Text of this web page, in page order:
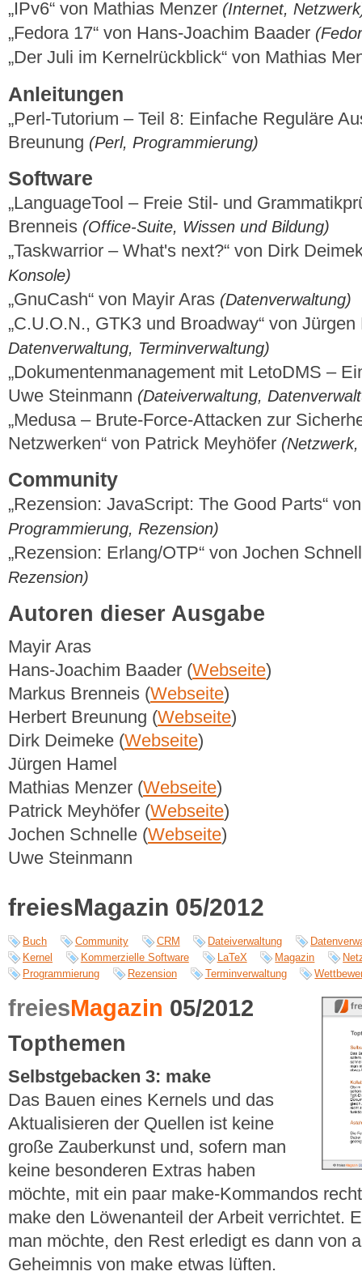
„IPv6“ von Mathias Menzer (Internet,
„Fedora 17“ von Hans-Joachim Baader
„Der Juli im Kernelrückblick“ von Mathias
Anleitungen
„Perl-Tutorium – Teil 8: Einfache Reguläre
Breunung (Perl, Programmierung)
Software
„LanguageTool – Freie Stil- und
Brenneis (Office-Suite, Wissen und Bildung)
„Taskwarrior – What's next?“ von Dirk
Konsole)
„GnuCash“ von Mayir Aras (Datenverwaltung)
„C.U.O.N., GTK3 und Broadway“ von
Datenverwaltung, Terminverwaltung)
„Dokumentenmanagement mit LetoDMS –
Uwe Steinmann (Dateiverwaltung,
„Medusa – Brute-Force-Attacken zur
Netzwerken“ von Patrick Meyhöfer
Community
„Rezension: JavaScript: The Good Parts“
Programmierung, Rezension)
„Rezension: Erlang/OTP“ von Jochen
Rezension)
Autoren dieser Ausgabe
Mayir Aras
Hans-Joachim Baader (Webseite)
Markus Brenneis (Webseite)
Herbert Breunung (Webseite)
Dirk Deimeke (Webseite)
Jürgen Hamel
Mathias Menzer (Webseite)
Patrick Meyhöfer (Webseite)
Jochen Schnelle (Webseite)
Uwe Steinmann
freiesMagazin 05/2012
Buch Community CRM Dateiverwaltung
Kernel
Kommerzielle Software LaTeX Magazin
Programmierung
Rezension Terminverwaltung
freiesMagazin 05/2012
Topthemen
Selbstgebacken 3: make
Das Bauen eines Kernels und das
Aktualisieren der Quellen ist keine
große Zauberkunst und, sofern man
keine besonderen Extras haben
möchte, mit ein paar make-Kommandos
make den Löwenanteil der Arbeit verrichtet.
man möchte, den Rest erledigt es dann von
Geheimnis von make etwas lüften.